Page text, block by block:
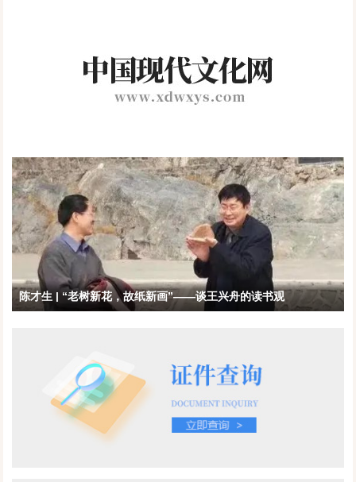
陈才生 | “老树新花，故纸新画”——谈王兴舟的读书观